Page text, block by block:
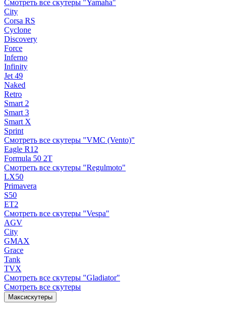
Смотреть все скутеры "Yamaha"
City
Corsa RS
Cyclone
Discovery
Force
Inferno
Infinity
Jet 49
Naked
Retro
Smart 2
Smart 3
Smart X
Sprint
Смотреть все скутеры "VMC (Vento)"
Eagle R12
Formula 50 2Т
Смотреть все скутеры "Regulmoto"
LX50
Primavera
S50
ET2
Смотреть все скутеры "Vespa"
AGV
City
GMAX
Grace
Tank
TVX
Смотреть все скутеры "Gladiator"
Смотреть все скутеры
Максискутеры